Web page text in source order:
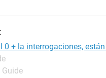
0 + la interrogaciones,
Guide